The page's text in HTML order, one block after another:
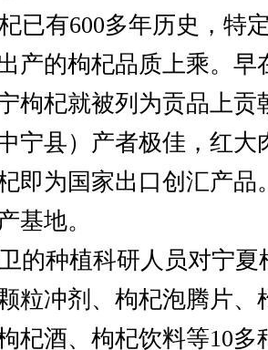
已有600多年历史，特
产的枸杞品质上乘。早
枸杞就被列为贡品上贡
宁县）产者极佳，红大
即为国家出口创汇产品
基地。
的种植科研人员对宁夏
粒冲剂、枸杞泡腾片、
杞酒、枸杞饮料等10多